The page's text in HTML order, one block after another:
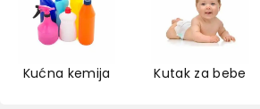
Kućna kemija Kutak za bebe